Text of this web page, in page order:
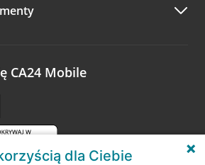
się z nami opinią o wizycie.
CA24 Mobile
dla Ciebie